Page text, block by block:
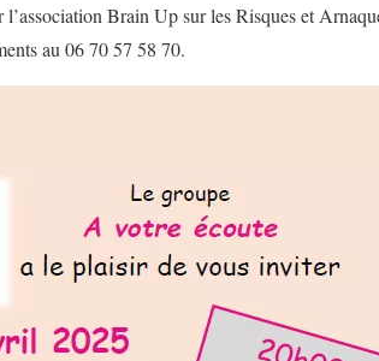
Brain Up sur les Risques et
au 06 70 57 58 70.